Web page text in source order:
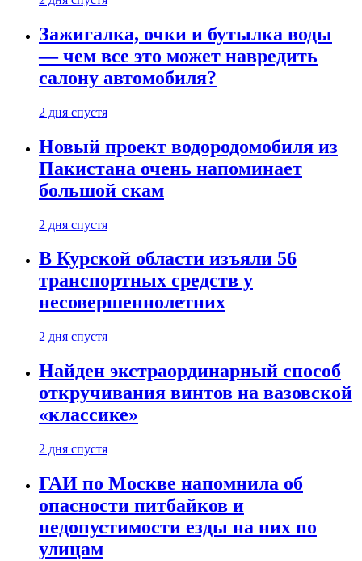
Зажигалка, очки и бутылка воды
— чем все это может навредить
салону автомобиля?
2 дня спустя
Новый проект водородомобиля из
Пакистана очень напоминает
большой скам
2 дня спустя
В Курской области изъяли 56
транспортных средств у
несовершеннолетних
2 дня спустя
Найден экстраординарный способ
откручивания винтов на вазовской
«классике»
2 дня спустя
ГАИ по Москве напомнила об
опасности питбайков и
недопустимости езды на них по
улицам